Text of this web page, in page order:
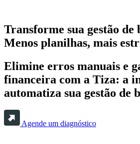
Transforme sua gestão de
Menos planilhas, mais
Elimine erros manuais e
financeira com a Tiza: a
automatiza sua gestão de
Agende um diagnóstico